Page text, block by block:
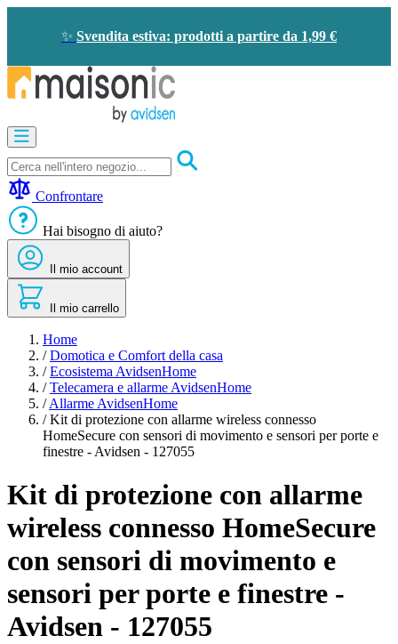
✨ Svendita estiva: prodotti a partire da 1,99 €
Videocitofono
-
Campanello
-
risparmio
energetico
Sicurezza
Comfort
domestico
e
sconti
Confrontare
Hai bisogno di aiuto?
Il mio account
Il mio carrello
Home
/ Domotica e Comfort della casa
/ Ecosistema AvidsenHome
/ Telecamera e allarme AvidsenHome
/ Allarme AvidsenHome
/ Kit di protezione con allarme wireless connesso
HomeSecure con sensori di movimento e sensori per porte e
finestre - Avidsen - 127055
Kit di protezione con allarme
wireless connesso HomeSecure
con sensori di movimento e
sensori per porte e finestre -
Avidsen - 127055